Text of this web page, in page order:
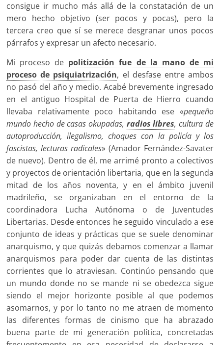
consigue ir mucho más allá de la constatación de un
mero hecho objetivo (ser pocos y pocas), pero la
tercera creo que sí se merece desgranar unos pocos
párrafos y expresar un afecto necesario.
Mi proceso de politización fue de la mano de mi
proceso de psiquiatrización, el desfase entre ambos
no pasó del año y medio. Acabé brevemente ingresado
en el antiguo Hospital de Puerta de Hierro cuando
llevaba relativamente poco habitando ese «pequeño
mundo hecho de casas okupadas, radios libres, cultura de
autoproducción, ilegalismo, choques con la policía y los
fascistas, lecturas radicales» (Amador Fernández-Savater
de nuevo). Dentro de él, me arrimé pronto a colectivos
y proyectos de orientación libertaria, que en la segunda
mitad de los años noventa, y en el ámbito juvenil
madrileño, se organizaban en el entorno de la
coordinadora Lucha Autónoma o de Juventudes
Libertarias. Desde entonces he seguido vinculado a ese
conjunto de ideas y prácticas que se suele denominar
anarquismo, y que quizás debamos comenzar a llamar
anarquismos para poder dar cuenta de las distintas
corrientes que lo atraviesan. Continúo pensando que
un mundo donde no se mande ni se obedezca sigue
siendo el mejor horizonte posible al que podemos
asomarnos, y por lo tanto no me atraen de momento
las diferentes formas de cinismo que ha abrazado
buena parte de mi generación política, concretadas